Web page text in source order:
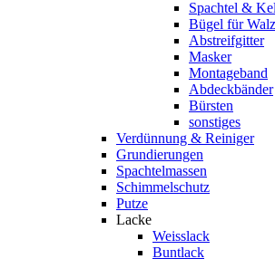
Spachtel &
Bügel für
Abstreifgitter
Masker
Montageband
Abdeckbänder
Bürsten
sonstiges
Verdünnung & Reiniger
Grundierungen
Spachtelmassen
Schimmelschutz
Putze
Lacke
Weisslack
Buntlack